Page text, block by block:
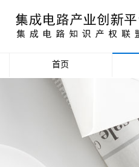
首页